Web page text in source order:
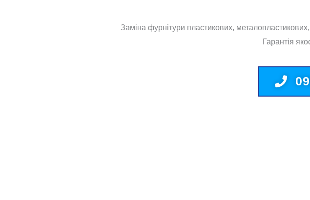
Заміна фурнітури пластикових,
Гарантія